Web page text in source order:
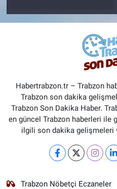
Habertrabzon.tr – Trabzon
Trabzon son dakika
Trabzon Son Dakika Haber.
en güncel Trabzon haberleri ile
ilgili son dakika gelişmeleri
Trabzon Nöbetçi Eczaneler